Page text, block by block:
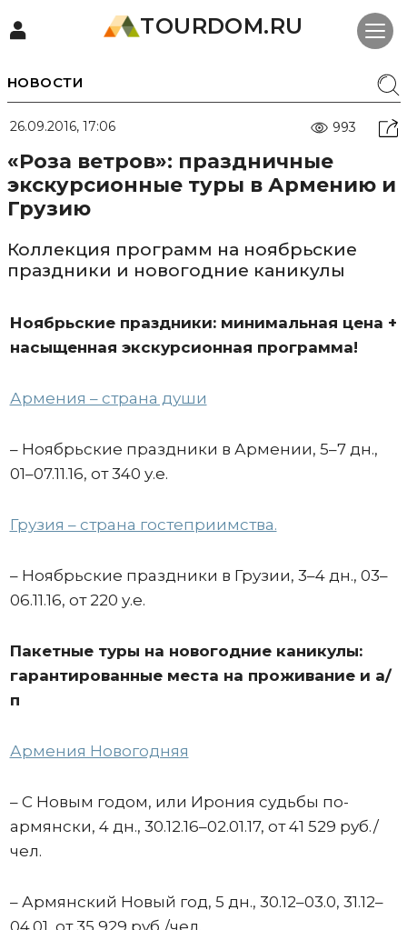
TOURDOM.RU
НОВОСТИ
26.09.2016, 17:06 993
«Роза ветров»: праздничные
экскурсионные туры в Армению и
Грузию
Коллекция программ на ноябрьские
праздники и новогодние каникулы
Ноябрьские праздники: минимальная цена +
насыщенная экскурсионная программа!
Армения – страна души
– Ноябрьские праздники в Армении, 5–7 дн.,
01–07.11.16, от 340 у.е.
Грузия – страна гостеприимства.
– Ноябрьские праздники в Грузии, 3–4 дн., 03–
06.11.16, от 220 у.е.
Пакетные туры на новогодние каникулы:
гарантированные места на проживание и а/
п
Армения Новогодняя
– С Новым годом, или Ирония судьбы по-
армянски, 4 дн., 30.12.16–02.01.17, от 41 529 руб./
чел.
– Армянский Новый год, 5 дн., 30.12–03.0, 31.12–
04.01, от 35 929 руб./чел.